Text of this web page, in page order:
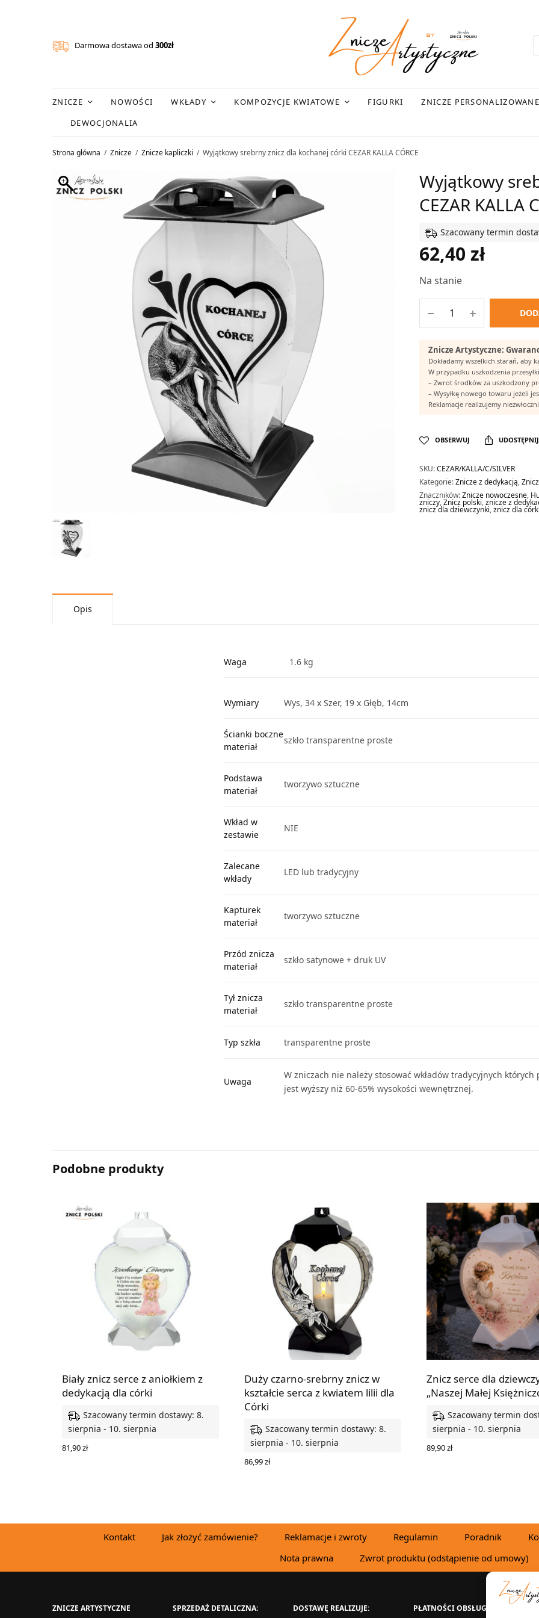
Darmowa dostawa od300zł
ZNICZE NOWOŚCI WKŁADY KOMPOZYCJE KWIATOWE FIGURKI ZNICZE PERSONALIZOWANE
DEWOCJONALIA
Strona główna / Znicze / Znicze kapliczki / Wyjątkowy srebrny znicz dla kochanej córki CEZAR KALLA CÓRCE
Wyjątkowy
CEZAR KALLA
Szacowany termin
62,40zł
Na stanie
Znicze Artystyczne:
Dokładamy wszelkich starań, aby
W przypadku uszkodzenia
– Zwrot środków za uszkodzony
– Wysyłkę nowego towaru jeżeli
Reklamacje realizujemy
OBSERWUJ UDOSTĘPNIJ
SKU:CEZAR/KALLA/C/SILVER
Kategorie:Znicze z dedykacją,
Znaczników:Znicze nowoczesne,
zniczy,Znicz polski,znicze z
znicz dla dziewczynki,znicz dla córki
Opis
Waga 1.6 kg
Wymiary Wys, 34 x Szer, 19 x Głęb, 14cm
Ścianki boczne
materiał
szkło transparentne proste
Podstawa
materiał
tworzywo sztuczne
Wkład w
zestawie
NIE
Zalecane
wkłady
LED lub tradycyjny
Kapturek
materiał
tworzywo sztuczne
Przód znicza
materiał
szkło satynowe + druk UV
Tył znicza
materiał
szkło transparentne proste
Typ szkła transparentne proste
Uwaga
W zniczach nie należy stosować wkładów tradycyjnych których
jest wyższy niż 60-65% wysokości wewnętrznej.
Podobne produkty
Biały znicz serce z aniołkiem z
dedykacją dla córki
Szacowany termin dostawy: 8.
sierpnia - 10. sierpnia
81,90zł
Duży czarno-srebrny znicz w
kształcie serca z kwiatem lilii dla
Córki
Szacowany termin dostawy: 8.
sierpnia - 10. sierpnia
86,99zł
Znicz serce dla
„Naszej Małej
Szacowany termin
sierpnia - 10. sierpnia
89,90zł
Kontakt Jak złożyć zamówienie? Reklamacje i zwroty Regulamin Poradnik
Nota prawna
Zwrot produktu (odstąpienie od umowy)
ZNICZE ARTYSTYCZNE SPRZEDAŻ DETALICZNA: DOSTAWĘ REALIZUJE: PŁATNOŚCI OBSŁUGUJE: